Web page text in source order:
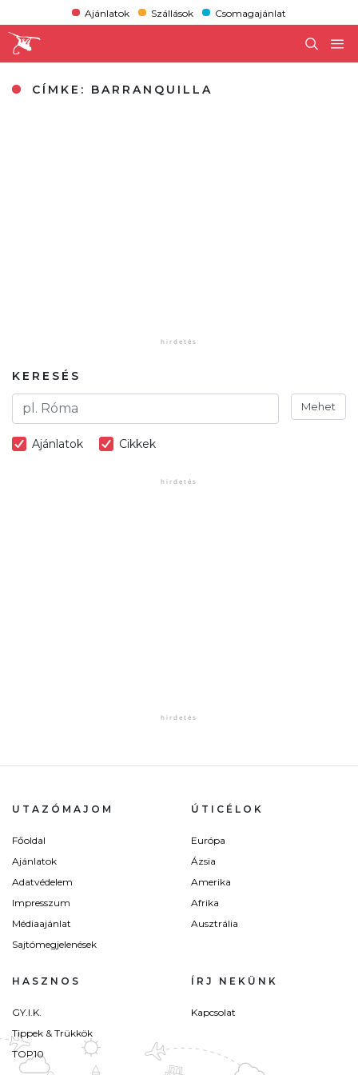
Ajánlatok Szállások Csomagajánlat
CÍMKE: BARRANQUILLA
KERESÉS
Mehet
Ajánlatok Cikkek
UTAZÓMAJOM
Főoldal
Ajánlatok
Adatvédelem
Impresszum
Médiaajánlat
Sajtómegjelenések
ÚTICÉLOK
Európa
Ázsia
Amerika
Afrika
Ausztrália
HASZNOS
GY.I.K.
Tippek & Trükkök
TOP10
ÍRJ NEKÜNK
Kapcsolat